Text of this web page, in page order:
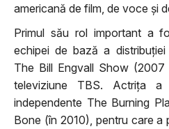
americană de film, de voce și
Primul său rol important a
echipei de bază a
The Bill Engvall Show
televiziune TBS. Actrița
independente The Burning
Bone (în 2010), pentru care a